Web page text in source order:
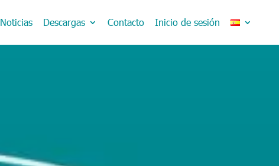
Noticias Descargas Contacto Inicio de sesión